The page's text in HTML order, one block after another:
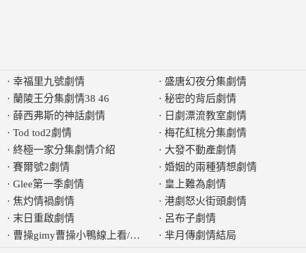
· 幸福里九號劇情
· 蘭陵王分集劇情38 46
· 薛西弗斯的神話劇情
· Tod tod2劇情
· 終極一家分集劇情介紹
· 賽爾號2劇情
· Glee第一季劇情
· 焦灼情禍劇情
· 末日重啟劇情
· 曹操gimy曹操小鴨線上看/第41集完結劇情是什麼
· 盛唐幻夜分集劇情
· 秘密的背后劇情
· 日劇漂流教室劇情
· 梅花紅桃分集劇情
· 大發不動產劇情
· 婚姻的兩種猜想劇情
· 皇上難為劇情
· 港劇怒火街頭劇情
· 呂布子劇情
· 芈月傳劇情結局